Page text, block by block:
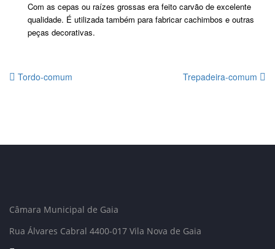
Com as cepas ou raízes grossas era feito carvão de excelente
qualidade. É utilizada também para fabricar cachimbos e outras
peças decorativas.
Tordo-comum Trepadeira-comum
Câmara Municipal de Gaia
Rua Álvares Cabral 4400-017 Vila Nova de Gaia